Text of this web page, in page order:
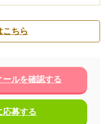
こちら
ールを確認する
応募する